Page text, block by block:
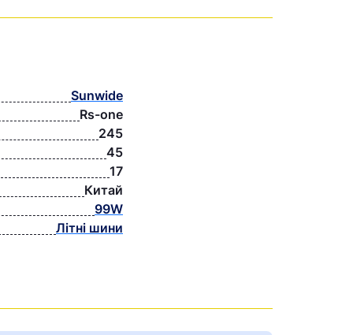
Sunwide
Rs-one
245
45
17
Китай
99W
Літні шини